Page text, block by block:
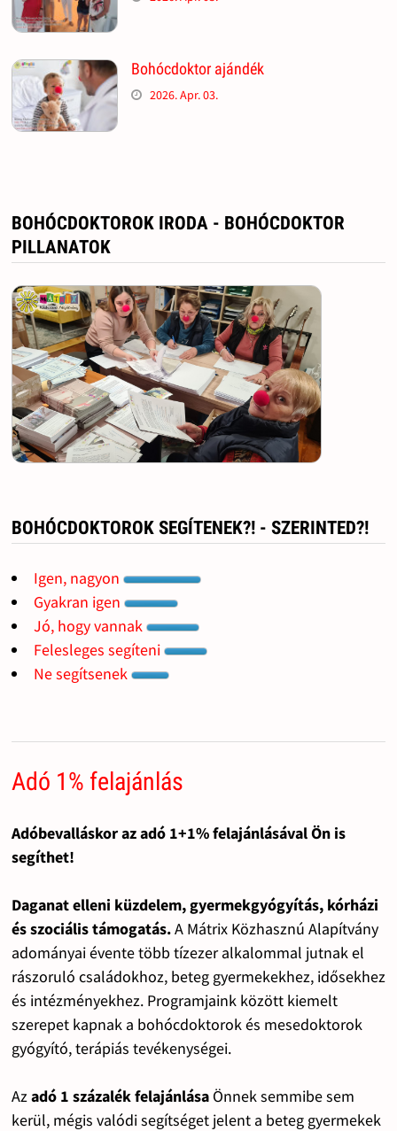
Bohócdoktor ajándék
2026. Apr. 03.
BOHÓCDOKTOROK IRODA - BOHÓCDOKTOR
PILLANATOK
BOHÓCDOKTOROK SEGÍTENEK?! - SZERINTED?!
Igen, nagyon
Gyakran igen
Jó, hogy vannak
Felesleges segíteni
Ne segítsenek
Adó 1% felajánlás
Adóbevalláskor az adó 1+1% felajánlásával Ön is
segíthet!
Daganat elleni küzdelem, gyermekgyógyítás, kórházi
és szociális támogatás.A Mátrix Közhasznú Alapítvány
adományai évente több tízezer alkalommal jutnak el
rászoruló családokhoz, beteg gyermekekhez, idősekhez
és intézményekhez. Programjaink között kiemelt
szerepet kapnak a bohócdoktorok és mesedoktorok
gyógyító, terápiás tevékenységei.
Azadó 1 százalék felajánlásaÖnnek semmibe sem
kerül, mégis valódi segítséget jelent a beteg gyermekek